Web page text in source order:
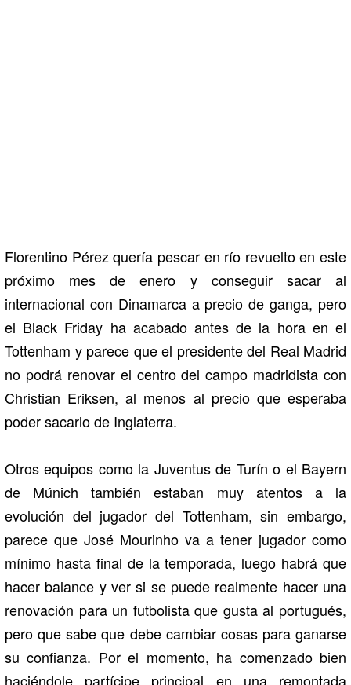
Florentino Pérez quería pescar en río revuelto en este
próximo mes de enero y conseguir sacar al
internacional con Dinamarca a precio de ganga, pero
el Black Friday ha acabado antes de la hora en el
Tottenham y parece que el presidente del Real Madrid
no podrá renovar el centro del campo madridista con
Christian Eriksen, al menos al precio que esperaba
poder sacarlo de Inglaterra.
Otros equipos como la Juventus de Turín o el Bayern
de Múnich también estaban muy atentos a la
evolución del jugador del Tottenham, sin embargo,
parece que José Mourinho va a tener jugador como
mínimo hasta final de la temporada, luego habrá que
hacer balance y ver si se puede realmente hacer una
renovación para un futbolista que gusta al portugués,
pero que sabe que debe cambiar cosas para ganarse
su confianza. Por el momento, ha comenzado bien
haciéndole partícipe principal en una remontada